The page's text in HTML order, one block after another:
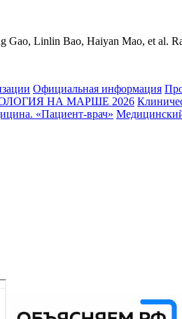
Gao, Linlin Bao, Haiyan Mao, et al.
Официальная информация
НА МАРШЕ 2026
«Пациент-врач»